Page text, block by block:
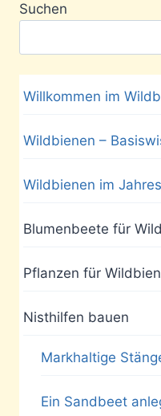
Suchen
Willkommen im
Wildbienen –
Wildbienen im
Blumenbeete für
Pflanzen für
Nisthilfen bauen
Markhaltige
Ein Sandbeet